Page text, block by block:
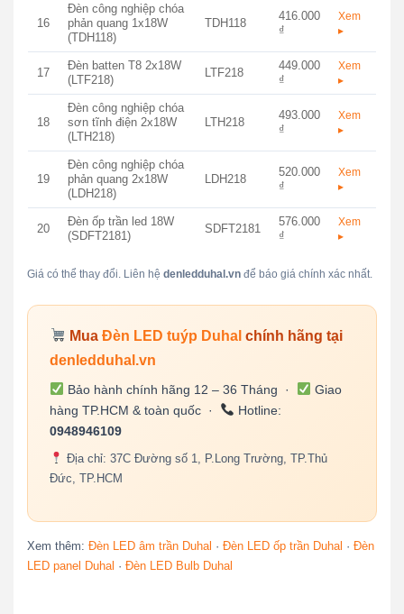
16
Đèn công nghiệp chóa
phản quang 1x18W
(TDH118)
TDH118
416.000
₫
Xem
▸
17
Đèn batten T8 2x18W
(LTF218)
LTF218
449.000
₫
Xem
▸
18
Đèn công nghiệp chóa
sơn tĩnh điện 2x18W
(LTH218)
LTH218
493.000
₫
Xem
▸
19
Đèn công nghiệp chóa
phản quang 2x18W
(LDH218)
LDH218
520.000
₫
Xem
▸
20
Đèn ốp trần led 18W
(SDFT2181)
SDFT2181
576.000
₫
Xem
▸
Giá có thể thay đổi. Liên hệ denledduhal.vnđể báo giá chính xác nhất.
MuaĐèn LED tuýp Duhal chính hãng tại
denledduhal.vn
Bảo hành chính hãng 12 – 36 Tháng ·
Giao
hàng TP.HCM & toàn quốc ·
Hotline:
0948946109
Địa chỉ: 37C Đường số 1, P.Long Trường, TP.Thủ
Đức, TP.HCM
Xem thêm: Đèn LED âm trần Duhal · Đèn LED ốp trần Duhal · Đèn
LED panel Duhal · Đèn LED Bulb Duhal